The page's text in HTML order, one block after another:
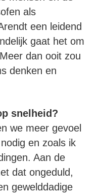
als
een leidend
gaat het om
dan ooit zou
denken en
snelheid?
we meer gevoel
en zoals ik
Aan de
dat ongeduld,
gewelddadige